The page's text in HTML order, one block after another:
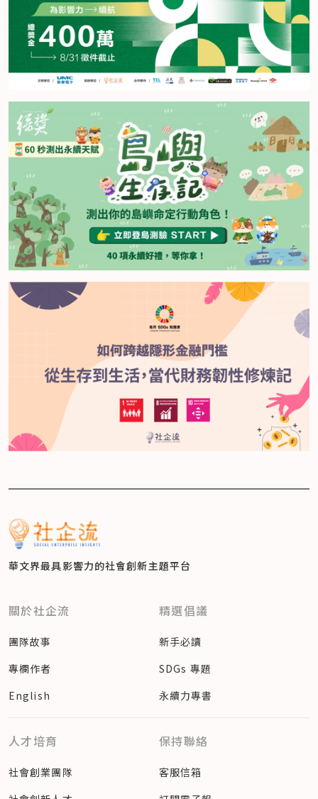
華文界最具影響力的社會創新主題平台
關於社企流
團隊故事
專欄作者
English
精選倡議
新手必讀
SDGs 專題
永續力專書
人才培育
社會創業團隊
保持聯絡
客服信箱